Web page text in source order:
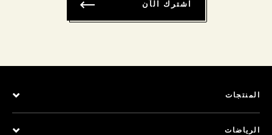
اشترك الآن
المنتجات
الرياضات